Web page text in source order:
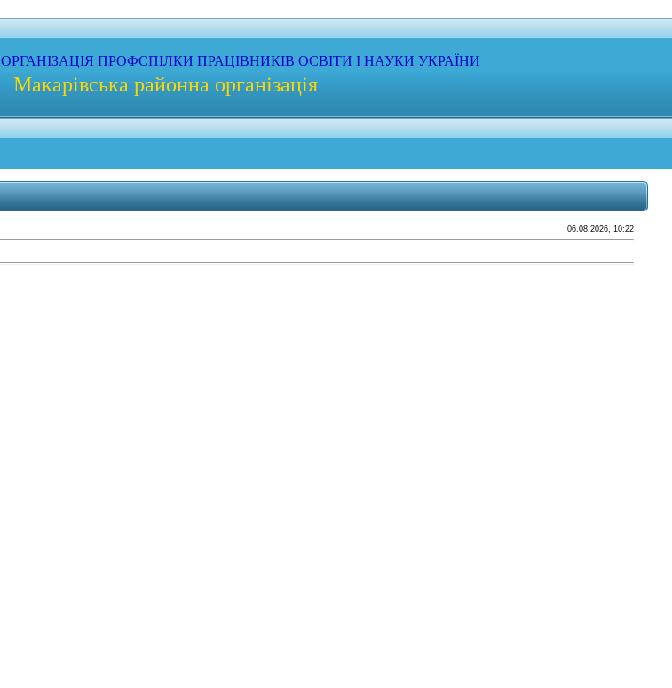
ОРГАНІЗАЦІЯ ПРОФСПІЛКИ ПРАЦІВНИКІВ ОСВІТИ І НАУКИ УКРАЇНИ
Макарівська районна організація
06.08.2026, 10:22